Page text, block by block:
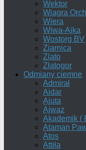
Wektor
Wiagra
Wiera
Wiwa-Ajka
Wostorg BV
Ziarnica
Zlato
Złatogor
Odmiany ciemne
Admirał
Aidar
Ajuta
Ajwaz
Akademik (
Ataman
Atos
Attiła